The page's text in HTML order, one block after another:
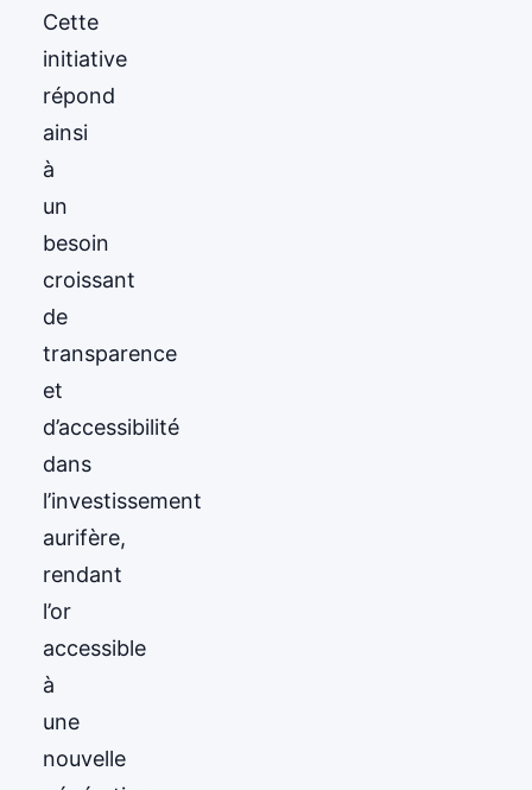
Cette
initiative
répond
ainsi
à
un
besoin
croissant
de
transparence
et
d’accessibilité
dans
l’investissement
aurifère,
rendant
l’or
accessible
à
une
nouvelle